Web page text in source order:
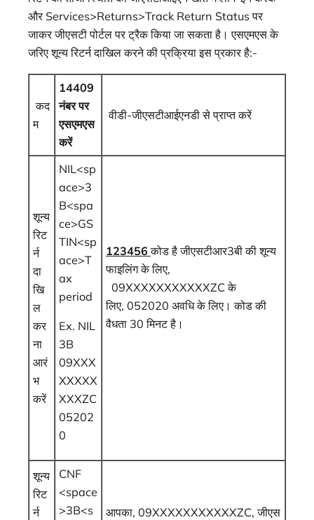
और Services>Returns>Track Return Status पर
जाकर जीएसटी पोर्टल पर ट्रैक किया जा सकता है। एसएमएस के
जरिए शून्‍य रिटर्न दाखिल करने की प्रक्रिया इस प्रकार है:-
कद
म
14409
नंबर पर
एसएमएस
करें
वीडी-जीएसटीआईएनडी से प्राप्त करें
शून्य
रिट
र्न
दा
खि
ल
कर
ना
आरं
भ
करें
NIL<sp
ace>3
B<spa
ce>GS
TIN<sp
ace>T
ax
period
Ex. NIL
3B
09XXX
XXXXX
XXXZC
05202
0
123456कोड है जीएसटीआर3बी की शून्‍य
फाइलिंग के लिए,
09XXXXXXXXXXXZC के
लिए, 052020 अवधि के लिए। कोड की
वैधता 30 मिनट है।
शून्य
रिट
र्न
CNF
<space
>3B<s
आपका, 09XXXXXXXXXXXZC, जीएस